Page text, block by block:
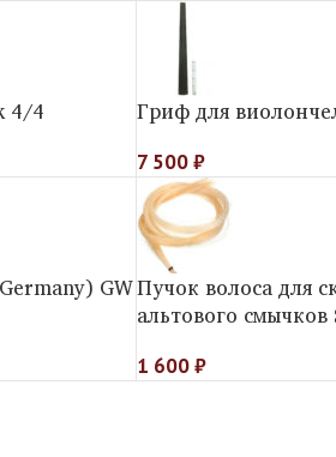
4/4 Гриф для
7 500₽
GWПучок волоса для
альтового смычков
1 600₽